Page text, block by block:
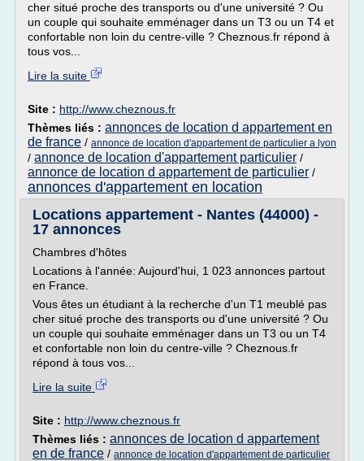
cher situé proche des transports ou d'une université ? Ou
un couple qui souhaite emménager dans un T3 ou un T4 et
confortable non loin du centre-ville ? Cheznous.fr répond à
tous vos...
Lire la suite
Site : http://www.cheznous.fr
Thèmes liés : annonces de location d appartement en
de france / annonce de location d'appartement de particulier a lyon
/ annonce de location d'appartement particulier /
annonce de location d appartement de particulier /
annonces d'appartement en location
Locations appartement - Nantes (44000) -
17 annonces
Chambres d'hôtes
Locations à l'année: Aujourd'hui, 1 023 annonces partout
en France.
Vous êtes un étudiant à la recherche d'un T1 meublé pas
cher situé proche des transports ou d'une université ? Ou
un couple qui souhaite emménager dans un T3 ou un T4
et confortable non loin du centre-ville ? Cheznous.fr
répond à tous vos...
Lire la suite
Site : http://www.cheznous.fr
Thèmes liés : annonces de location d appartement
en de france / annonce de location d'appartement de particulier